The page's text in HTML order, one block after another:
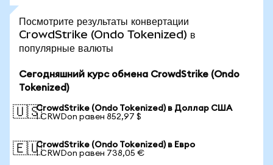
Посмотрите результаты конвертации
CrowdStrike (Ondo Tokenized) в
популярные валюты
Сегодняшний курс обмена CrowdStrike (Ondo
Tokenized)
🇺🇸CrowdStrike (Ondo Tokenized) в Доллар США
1 CRWDon равен 852,97 $
🇪🇺CrowdStrike (Ondo Tokenized) в Евро
1 CRWDon равен 738,05 €